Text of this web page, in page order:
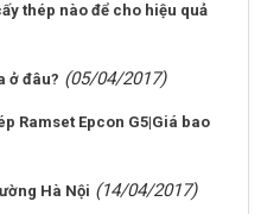
thép nào để cho hiệu quả
ở đâu? (05/04/2017)
Ramset Epcon G5|Giá bao
Hà Nội (14/04/2017)